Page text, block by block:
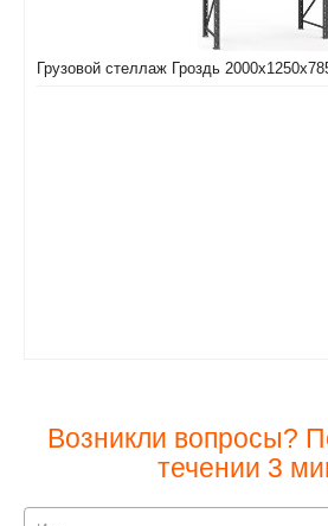
Грузовой стеллаж Гроздь
Возникли вопросы?
течении 3